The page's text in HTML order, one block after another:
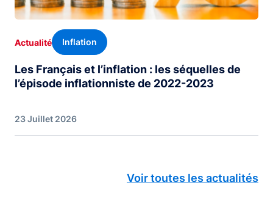
Actualité Inflation
Les Français et l’inflation : les séquelles de
l’épisode inflationniste de 2022-2023
23 Juillet 2026
Voir toutes les actualités